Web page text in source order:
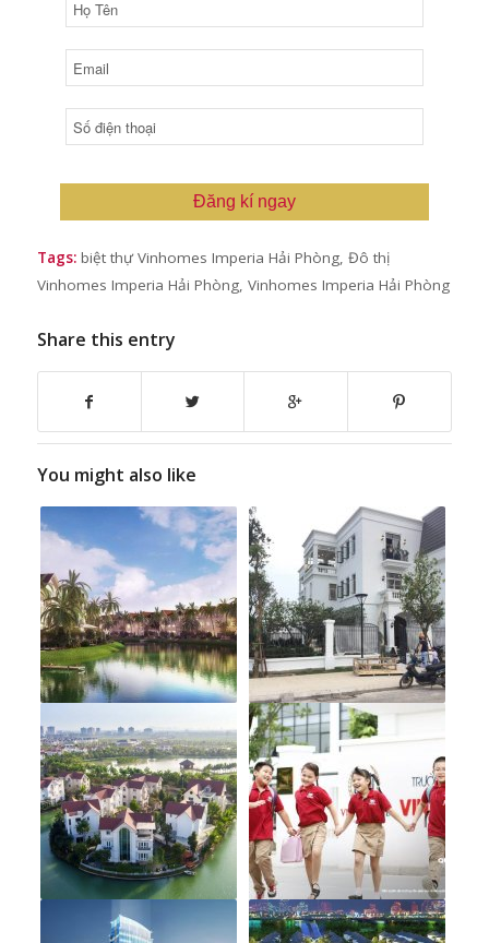
Đăng kí ngay
Tags: biệt thự Vinhomes Imperia Hải Phòng, Đô thị
Vinhomes Imperia Hải Phòng, Vinhomes Imperia Hải Phòng
Share this entry
You might also like